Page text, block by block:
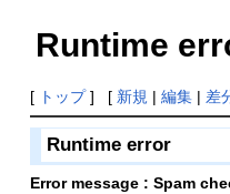
Runtime
[ トップ] [ 新規 | 編集| 差
Runtime error
Error message : Spam